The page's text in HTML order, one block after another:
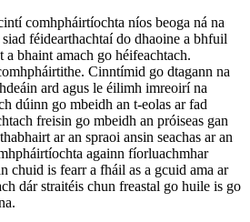
comhpháirtíochta níos beoga ná na
féidearthachtaí do dhaoine a bhfuil
a bhaint amach go héifeachtach.
Cinntímid go dtagann na
ard agus le éilimh imreoirí na
dúinn go mbeidh an t-eolas ar fad
freisin go mbeidh an próiseas gan
ar an spraoi ansin seachas ar an
againn fíorluachmhar
chuid is fearr a fháil as a gcuid ama ar
dár straitéis chun freastal go huile is go